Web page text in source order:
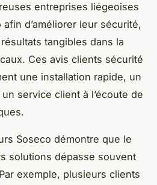
entreprises liégeoises
d’améliorer leur sécurité,
tangibles dans la
Ces avis clients sécurité
une installation rapide, un
service client à l’écoute de
Soseco démontre que le
solutions dépasse souvent
exemple, plusieurs clients